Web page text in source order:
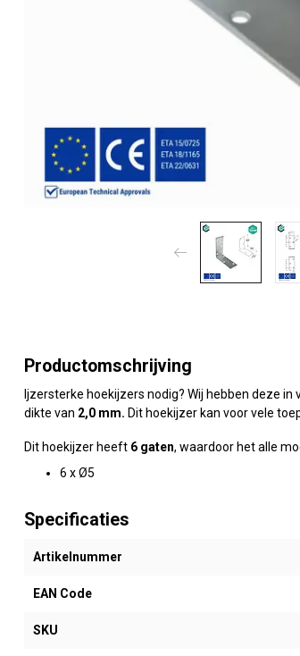
Productomschrijving
Ijzersterke hoekijzers nodig? Wij hebben deze
dikte van 2,0 mm. Dit hoekijzer kan voor vele
Dit hoekijzer heeft 6 gaten, waardoor het alle
6 x Ø5
Specificaties
Artikelnummer
EAN Code
SKU